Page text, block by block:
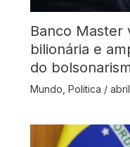
Banco Master
bilionária e
do
Mundo Politica /